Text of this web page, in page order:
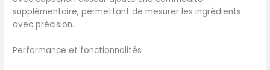
ergonomique, le bouchon
doseur, la double lame, le
cordon intégré rendent le
supplémentaire, permettant de mesurer les ingrédients
avec précision.
Performance et fonctionnalités